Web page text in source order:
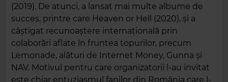
(2019). De atunci, a lansat mai multe albume de
succes, printre care Heaven or Hell (2020), și a
câștigat recunoaștere internațională prin
colaborări aflate în fruntea topurilor, precum
Lemonade, alături de Internet Money, Gunna și
NAV. Motivul pentru care organizatorii l-au invitat
este chiar entuziasmul fanilor din România care l-